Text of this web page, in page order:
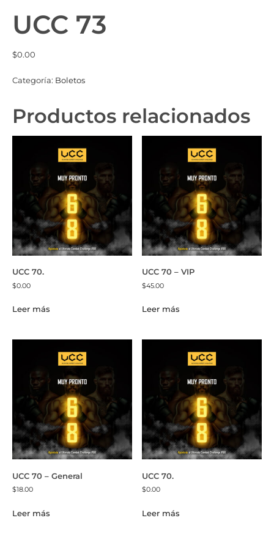
UCC 73
$0.00
Categoría: Boletos
Productos relacionados
UCC 70.
$0.00
Leer más
UCC 70 – VIP
$45.00
Leer más
UCC 70 – General
$18.00
Leer más
UCC 70.
$0.00
Leer más